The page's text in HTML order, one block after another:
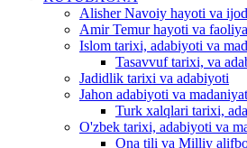
Alisher Navoiy hayoti va
Amir Temur hayoti va
Islom tarixi, adabiyoti va
Tasavvuf tarixi, va
Jadidlik tarixi va adabiyoti
Jahon adabiyoti va
Turk xalqlari tarixi,
O'zbek tarixi, adabiyoti va
Ona tili va Milliy